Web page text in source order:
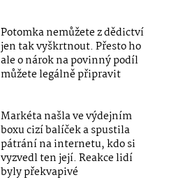
Potomka nemůžete z dědictví
jen tak vyškrtnout. Přesto ho
ale o nárok na povinný podíl
můžete legálně připravit
Markéta našla ve výdejním
boxu cizí balíček a spustila
pátrání na internetu, kdo si
vyzvedl ten její. Reakce lidí
byly překvapivé